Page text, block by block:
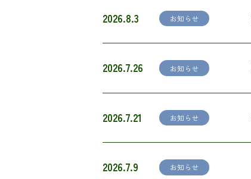
2026.8.3 お知らせ
2026.7.26 お知らせ
2026.7.21 お知らせ
2026.7.9 お知らせ